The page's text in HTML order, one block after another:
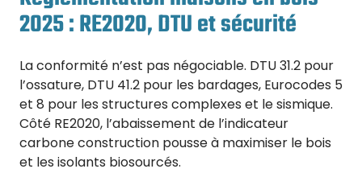
2025 : RE2020, DTU et sécurité
La conformité n’est pas négociable. DTU 31.2 pour
l’ossature, DTU 41.2 pour les bardages, Eurocodes 5
et 8 pour les structures complexes et le sismique.
Côté RE2020, l’abaissement de l’indicateur
carbone construction pousse à maximiser le bois
et les isolants biosourcés.